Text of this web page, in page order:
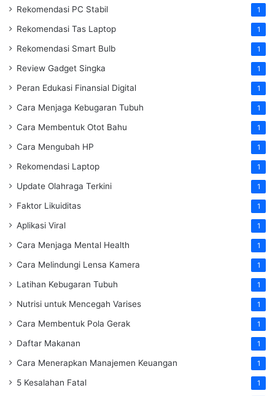
Rekomendasi PC Stabil 1
Rekomendasi Tas Laptop 1
Rekomendasi Smart Bulb 1
Review Gadget Singka 1
Peran Edukasi Finansial Digital 1
Cara Menjaga Kebugaran Tubuh 1
Cara Membentuk Otot Bahu 1
Cara Mengubah HP 1
Rekomendasi Laptop 1
Update Olahraga Terkini 1
Faktor Likuiditas 1
Aplikasi Viral 1
Cara Menjaga Mental Health 1
Cara Melindungi Lensa Kamera 1
Latihan Kebugaran Tubuh 1
Nutrisi untuk Mencegah Varises 1
Cara Membentuk Pola Gerak 1
Daftar Makanan 1
Cara Menerapkan Manajemen Keuangan 1
5 Kesalahan Fatal 1